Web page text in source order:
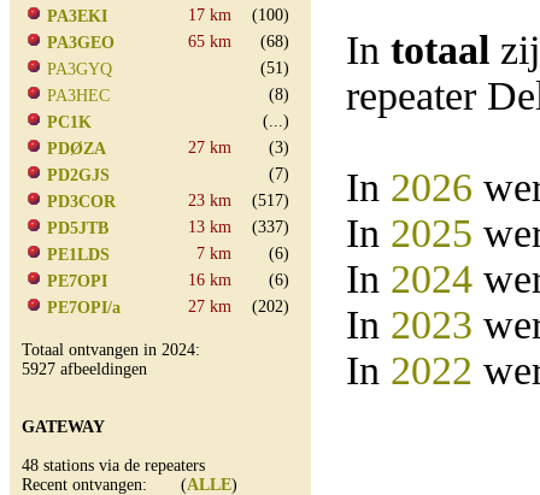
PA3EKI
17 km
(100)
PA3GEO
65 km
(68)
PA3GYQ
(51)
PA3HEC
(8)
PC1K
(...)
PDØZA
27 km
(3)
PD2GJS
(7)
PD3COR
23 km
(517)
PD5JTB
13 km
(337)
PE1LDS
7 km
(6)
PE7OPI
16 km
(6)
PE7OPI/a
27 km (202)
Totaal ontvangen in 2024:
5927 afbeeldingen
GATEWAY
48 stations via de repeaters
Recent ontvangen: (ALLE)
In totaal
repeater
In 2026
In 2025
In 2024
In 2023
In 2022